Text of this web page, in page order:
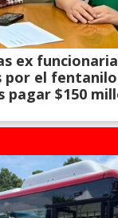
ex
por el
pagar $150